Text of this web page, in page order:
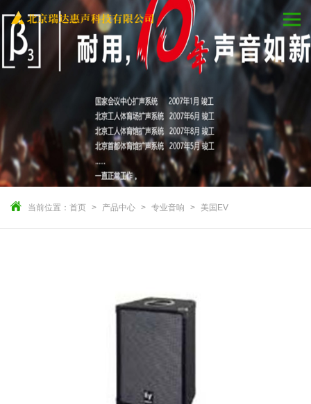
当前位置： 首页 产品中心 专业音响 美国EV